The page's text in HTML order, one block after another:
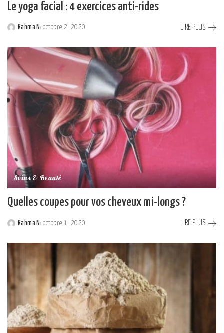
Le yoga facial : 4 exercices anti-rides
Rahma N octobre 2, 2020 LIRE PLUS
Soins & Beauté
Quelles coupes pour vos cheveux mi-longs ?
Posted
Rahma N octobre 1, 2020 LIRE PLUS